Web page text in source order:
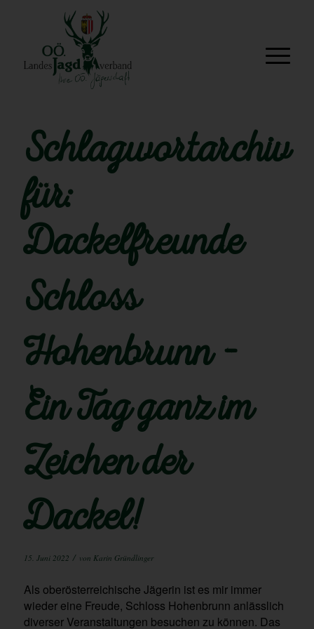
Schlagwortarchiv
für:
Dackelfreunde
Schloss
Hohenbrunn –
Ein Tag ganz im
Zeichen der
Dackel!
15. Juni 2022 / von Karin Gründlinger
Als oberösterreichische Jägerin ist es mir immer
wieder eine Freude, Schloss Hohenbrunn anlässlich
diverser Veranstaltungen besuchen zu können. Das